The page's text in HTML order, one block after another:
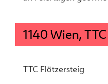
1140 Wien,
TTC Flötzersteig